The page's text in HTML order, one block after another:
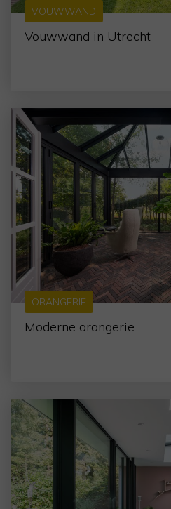
VOUWWAND
Vouwwand in Utrecht
ORANGERIE
Moderne orangerie